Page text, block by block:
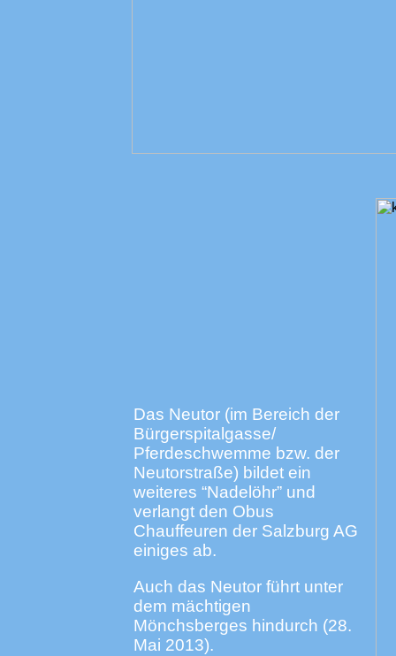
Das Neutor (im Bereich der
Bürgerspitalgasse/
Pferdeschwemme bzw. der
Neutorstraße) bildet ein
weiteres “Nadelöhr” und
verlangt den Obus
Chauffeuren der Salzburg AG
einiges ab.
Auch das Neutor führt unter
dem mächtigen
Mönchsberges hindurch (28.
Mai 2013).